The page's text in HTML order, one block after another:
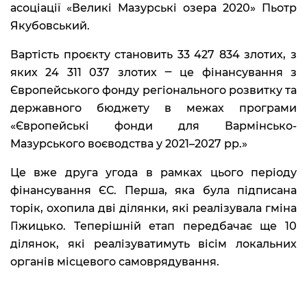
асоціації «Великі Мазурські озера 2020» Пьотр
Якубовський.
Вартість проєкту становить 33 427 834 злотих, з
яких 24 311 037 злотих ‒ це фінансування з
Європейського фонду регіонального розвитку та
державного бюджету в межах програми
«Європейські фонди для Вармінсько-
Мазурського воєводства у 2021–2027 рр.»
Це вже друга угода в рамках цього періоду
фінансування ЄС. Перша, яка була підписана
торік, охопила дві ділянки, які реалізувала гміна
Гіжицько. Теперішній етап передбачає ще 10
ділянок, які реалізуватимуть вісім локальних
органів місцевого самоврядування.